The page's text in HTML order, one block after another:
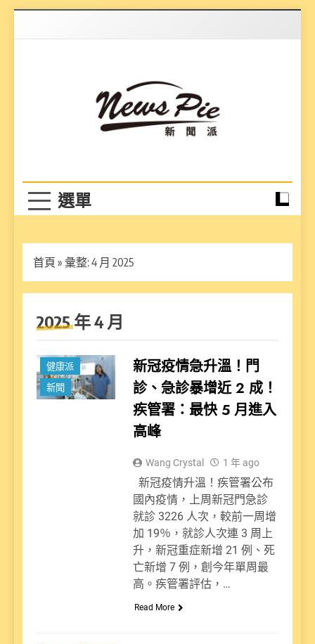
首頁 » 彙整: 4 月 2025
2025 年 4 月
健康派
新聞
新冠疫情急升溫！門
診、急診暴增近 2 成！
疾管署：最快 5 月進入
高峰
Wang Crystal 1 年 ago
新冠疫情升溫！疾管署公布
國內疫情，上周新冠門急診
就診 3226 人次，較前一周增
加 19％，就診人次連 3 周上
升，新冠重症新增 21 例、死
亡新增 7 例，創今年單周最
高。疾管署評估，…
Read More